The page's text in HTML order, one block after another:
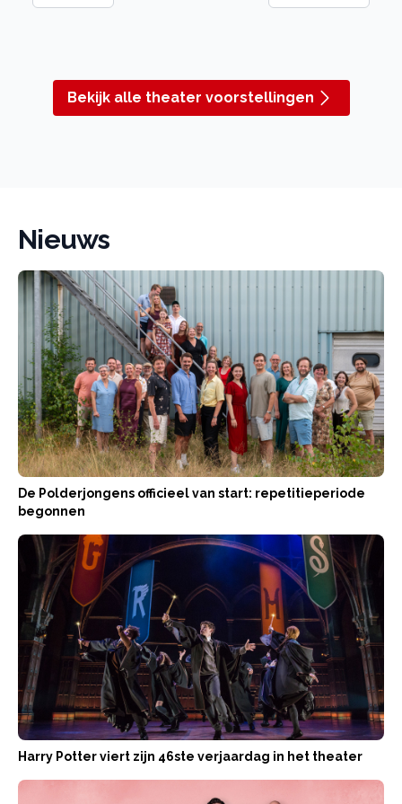
Bekijk alle theater voorstellingen
Nieuws
De Polderjongens officieel van start: repetitieperiode
begonnen
Harry Potter viert zijn 46ste verjaardag in het theater